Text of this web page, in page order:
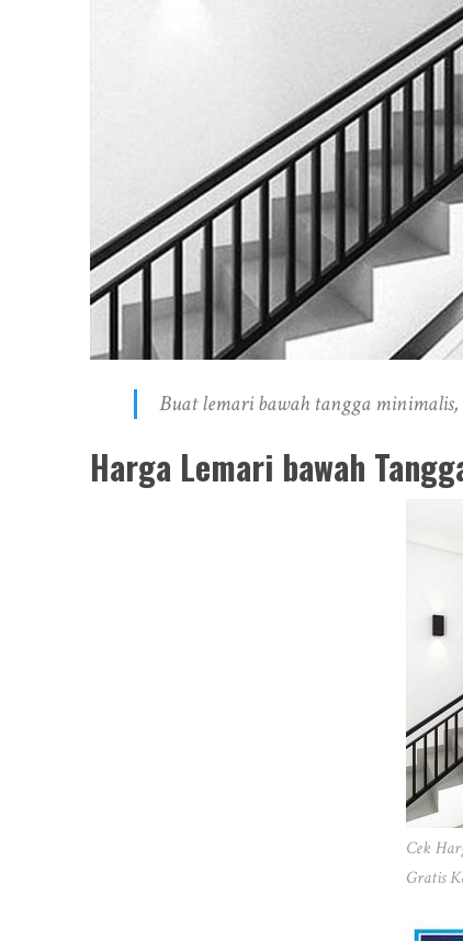
Buat lemari bawah tangga
Harga Lemari bawah
Cek
Gratis